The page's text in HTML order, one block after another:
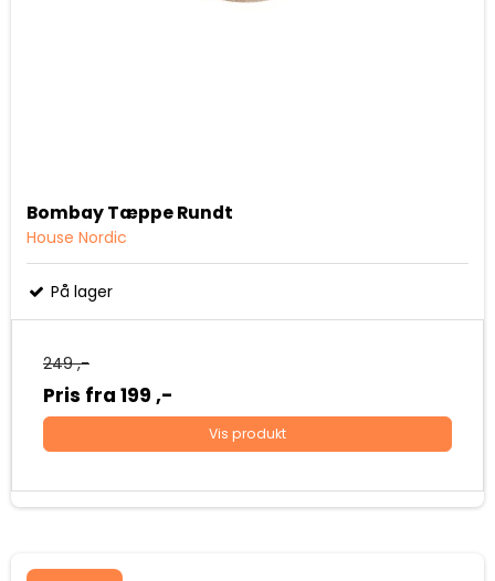
Bombay Tæppe Rundt
House Nordic
På lager
249 ,-
Pris fra 199 ,-
Vis produkt